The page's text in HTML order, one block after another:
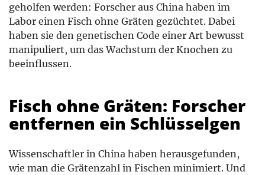
geholfen werden: Forscher aus China haben im
Labor einen Fisch ohne Gräten gezüchtet. Dabei
haben sie den genetischen Code einer Art bewusst
manipuliert, um das Wachstum der Knochen zu
beeinflussen.
Fisch ohne Gräten: Forscher
entfernen ein Schlüsselgen
Wissenschaftler in China haben herausgefunden,
wie man die Grätenzahl in Fischen minimiert. Und